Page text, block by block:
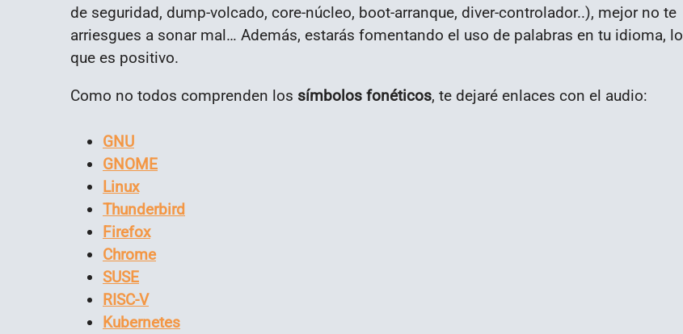
de seguridad, dump-volcado, core-núcleo, boot-arranque, diver-controlador..), mejor no te
arriesgues a sonar mal… Además, estarás fomentando el uso de palabras en tu idioma, lo
que es positivo.
Como no todos comprenden los símbolos fonéticos, te dejaré enlaces con el audio:
GNU
GNOME
Linux
Thunderbird
Firefox
Chrome
SUSE
RISC-V
Kubernetes